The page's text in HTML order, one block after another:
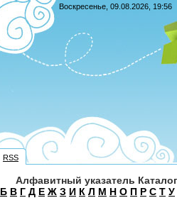
Воскресенье, 09.08.2026, 19:56
RSS
Алфавитный указатель
Б В Г Д Е Ж З И К Л М Н О П Р С Т У